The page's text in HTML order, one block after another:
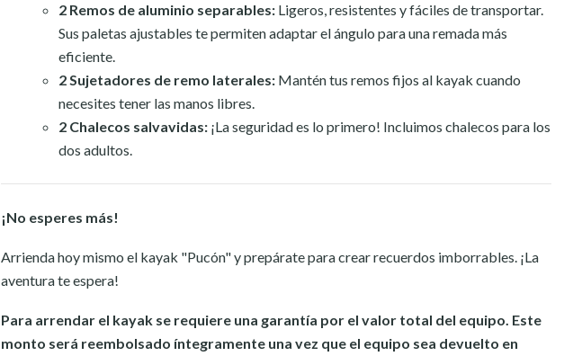
2 Remos de aluminio separables: Ligeros, resistentes y fáciles de transportar.
Sus paletas ajustables te permiten adaptar el ángulo para una remada más
eficiente.
2 Sujetadores de remo laterales: Mantén tus remos fijos al kayak cuando
necesites tener las manos libres.
2 Chalecos salvavidas: ¡La seguridad es lo primero! Incluimos chalecos para los
dos adultos.
¡No esperes más!
Arrienda hoy mismo el kayak "Pucón" y prepárate para crear recuerdos imborrables. ¡La
aventura te espera!
Para arrendar el kayak se requiere una garantía por el valor total del equipo. Este
monto será reembolsado íntegramente una vez que el equipo sea devuelto en